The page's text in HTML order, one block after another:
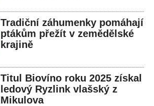
Tradiční záhumenky pomáhají
ptákům přežít v zemědělské
krajině
Titul Biovíno roku 2025 získal
ledový Ryzlink vlašský z
Mikulova